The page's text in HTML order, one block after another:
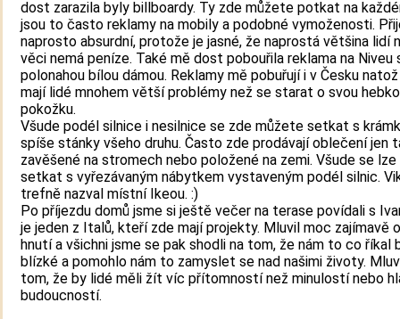
dost zarazila byly billboardy. Ty zde můžete potkat na
jsou to často reklamy na mobily a podobné vymoženosti.
naprosto absurdní, protože je jasné, že naprostá většina lidí
věci nemá peníze. Také mě dost pobouřila reklama na Niveu
polonahou bílou dámou. Reklamy mě pobuřují i v Česku
mají lidé mnohem větší problémy než se starat o svou
pokožku.
Všude podél silnice i nesilnice se zde můžete setkat s
spíše stánky všeho druhu. Často zde prodávají oblečení jen
zavěšené na stromech nebo položené na zemi. Všude se
setkat s vyřezávaným nábytkem vystaveným podél silnic.
trefně nazval místní Ikeou. :)
Po příjezdu domů jsme si ještě večer na terase povídali s
je jeden z Italů, kteří zde mají projekty. Mluvil moc zajímavě
hnutí a všichni jsme se pak shodli na tom, že nám to co říkal
blízké a pomohlo nám to zamyslet se nad našimi životy.
tom, že by lidé měli žít víc přítomností než minulostí nebo
budoucností.